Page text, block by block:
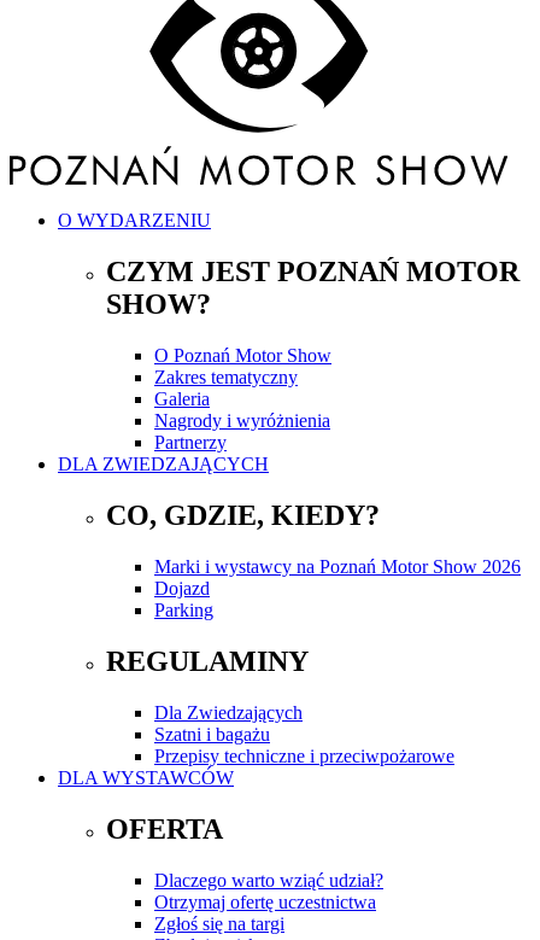
O WYDARZENIU
CZYM JEST POZNAŃ MOTOR
SHOW?
O Poznań Motor Show
Zakres tematyczny
Galeria
Nagrody i wyróżnienia
Partnerzy
DLA ZWIEDZAJĄCYCH
CO, GDZIE, KIEDY?
Marki i wystawcy na Poznań Motor Show 2026
Dojazd
Parking
REGULAMINY
Dla Zwiedzających
Szatni i bagażu
Przepisy techniczne i przeciwpożarowe
DLA WYSTAWCÓW
OFERTA
Dlaczego warto wziąć udział?
Otrzymaj ofertę uczestnictwa
Zgłoś się na targi